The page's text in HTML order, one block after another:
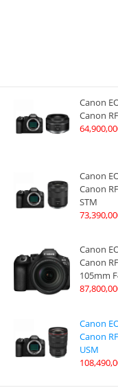
Canon
Canon
Canon
Canon
STM
Canon
Canon
105mm
Canon
Canon
USM